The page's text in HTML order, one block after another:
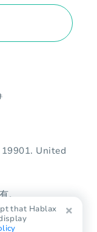
United
。
that Hablax